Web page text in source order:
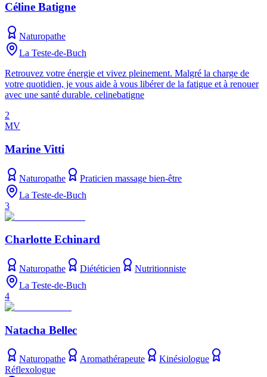
Céline Batigne
Naturopathe
La Teste-de-Buch
Retrouvez votre énergie et vivez pleinement. Malgré la charge de
votre quotidien, je vous aide à vous libérer de la fatigue et à renouer
avec une santé durable. celinebatigne
2
MV
Marine Vitti
Naturopathe
Praticien massage bien-être
La Teste-de-Buch
3
Charlotte Echinard
Naturopathe Diététicien
Nutritionniste
La Teste-de-Buch
4
Natacha Bellec
Naturopathe Aromathérapeute
Kinésiologue
Réflexologue